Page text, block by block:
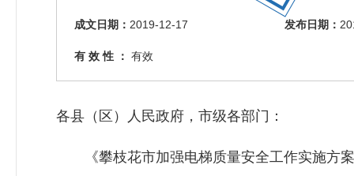
成文日期： 2019-12-17 发布日期：
有 效 性 ： 有效
各县（区）人民政府，市级各部门：
《攀枝花市加强电梯质量安全工作实施方案